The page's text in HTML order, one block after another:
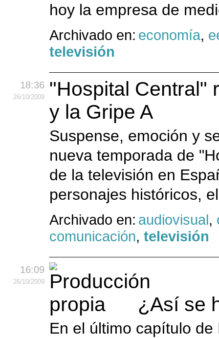
hoy la empresa de
Archivado en: economía,
televisión
18:36
26/10/2009
"Hospital Central"
y la Gripe A
Suspense, emoción y
nueva temporada de
de la televisión en
personajes históricos,
Archivado en: audiovisual,
comunicación, televisión
16:09
26/10/2009
¿Así se
En el último capítulo